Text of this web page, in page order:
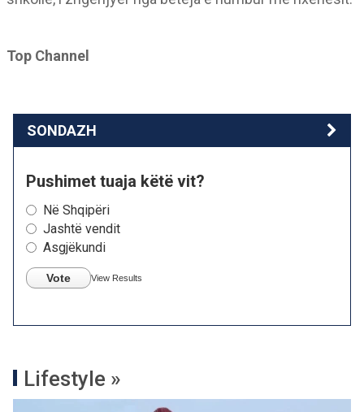
Top Channel
SONDAZH
Pushimet tuaja këtë vit?
Në Shqipëri
Jashtë vendit
Asgjëkundi
Vote View Results
Lifestyle »